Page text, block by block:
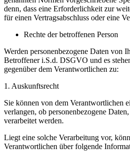
denn, dass eine Erforderlichkeit zur
für einen Vertragsabschluss oder eine
Rechte der betroffenen Person
Werden personenbezogene Daten von
Betroffener i.S.d. DSGVO und es
gegenüber dem Verantwortlichen zu:
1. Auskunftsrecht
Sie können von dem Verantwortlichen
verlangen, ob personenbezogene
verarbeitet werden.
Liegt eine solche Verarbeitung vor,
Verantwortlichen über folgende